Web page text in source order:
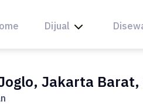
Dijual
Jakarta